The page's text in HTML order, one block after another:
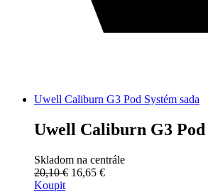
Uwell Caliburn G3 Pod Systém sada
Uwell Caliburn G3 Pod
Skladom na centrále
20,10 € 16,65 €
Koupit